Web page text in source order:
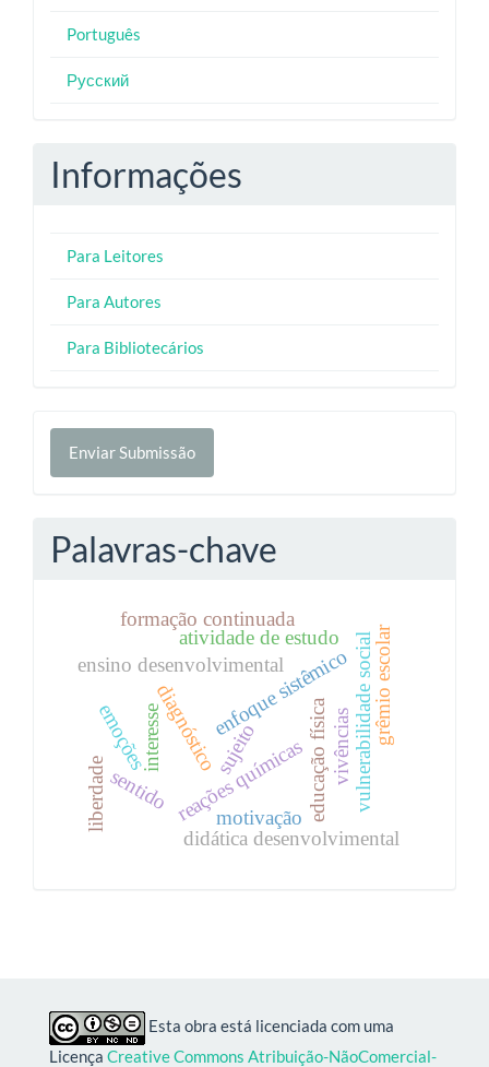
Português
Русский
Informações
Para Leitores
Para Autores
Para Bibliotecários
Enviar
Submissão
Enviar Submissão
Palavras-chave
enfoque sistêmico
diagnóstico
reações químicas
didática desenvolvimental
educação física
ensino desenvolvimental vulnerabilidade social
atividade de estudo
sujeito
motivação
interesse
sentido
emoções
liberdade
formação continuada
vivências
grêmio escolar
Esta obra está licenciada com uma
Licença Creative Commons Atribuição-NãoComercial-